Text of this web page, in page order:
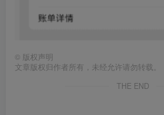
© 版权声明
文章版权归作者所有，未经允许请勿转载。
THE END